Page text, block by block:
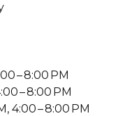
– 8:00 PM
– 8:00 PM
4:00 – 8:00 PM